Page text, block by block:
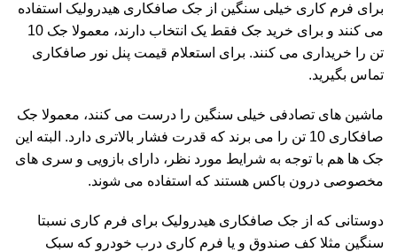
برای فرم کاری خیلی سنگین از جک صافکاری هیدرولیک استفاده
می کنند و برای خرید جک فقط یک انتخاب دارند، معمولا جک 10
تن را خریداری می کنند. برای استعلام قیمت پنل نور صافکاری
تماس بگیرید.
ماشین های تصادفی خیلی سنگین را درست می کنند، معمولا جک
صافکاری 10 تن را می برند که قدرت فشار بالاتری دارد. البته این
جک ها هم با توجه به شرایط مورد نظر، دارای بازویی و سری های
مخصوصی درون باکس هستند که استفاده می شوند.
دوستانی که از جک صافکاری هیدرولیک برای فرم کاری نسبتا
سنگین مثلا کف صندوق و یا فرم کاری درب خودرو که سبک